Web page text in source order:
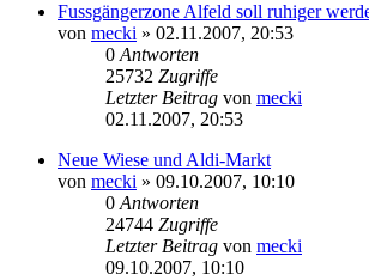
Fussgängerzone Alfeld soll ruhiger
von mecki » 02.11.2007, 20:53
0 Antworten
25732 Zugriffe
Letzter Beitrag von mecki
02.11.2007, 20:53
Neue Wiese und Aldi-Markt
von mecki » 09.10.2007, 10:10
0 Antworten
24744 Zugriffe
Letzter Beitrag von mecki
09.10.2007, 10:10